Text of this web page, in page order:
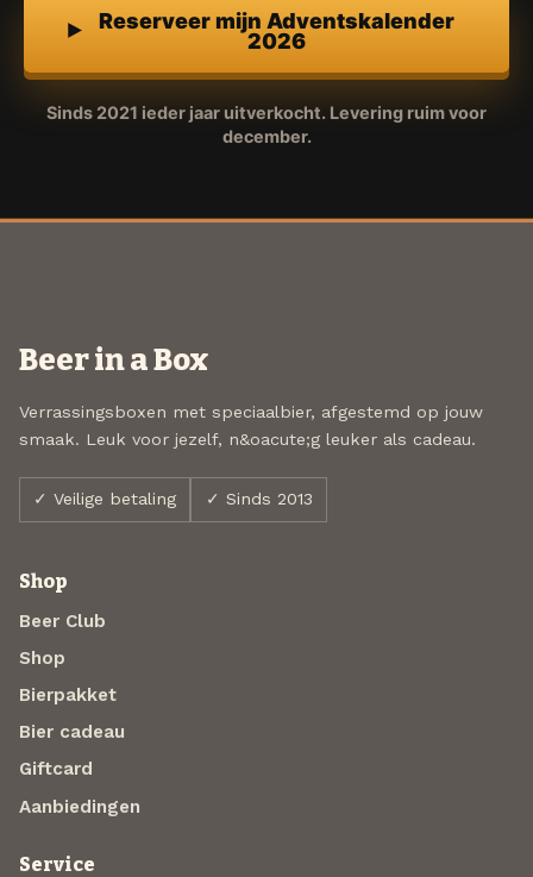
Reserveer mijn Adventskalender
2026
Sinds 2021 ieder jaar uitverkocht. Levering ruim voor
december.
Beer in a Box
Verrassingsboxen met speciaalbier, afgestemd op jouw
smaak. Leuk voor jezelf, n&oacute;g leuker als cadeau.
✓ Veilige betaling ✓ Sinds 2013
Shop
Beer Club
Shop
Bierpakket
Bier cadeau
Giftcard
Aanbiedingen
Service